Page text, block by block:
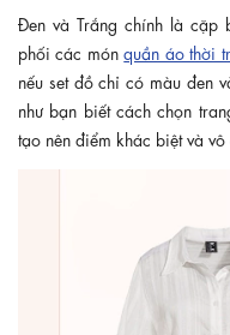
Đen và Trắng chính là cặp
phối các mónquần áo thời
nếu set đồ chỉ có màu đen
như bạn biết cách chọn
tạo nên điểm khác biệt và vô